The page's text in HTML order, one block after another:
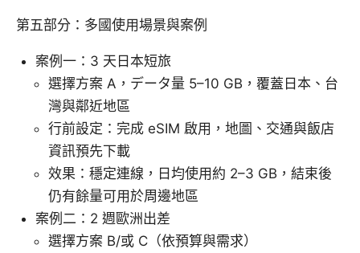
第五部分：多國使用場景與案例
案例一：3 天日本短旅
選擇方案 A，データ量 5–10 GB，覆蓋日本、台
灣與鄰近地區
行前設定：完成 eSIM 啟用，地圖、交通與飯店
資訊預先下載
效果：穩定連線，日均使用約 2–3 GB，結束後
仍有餘量可用於周邊地區
案例二：2 週歐洲出差
選擇方案 B/或 C（依預算與需求）